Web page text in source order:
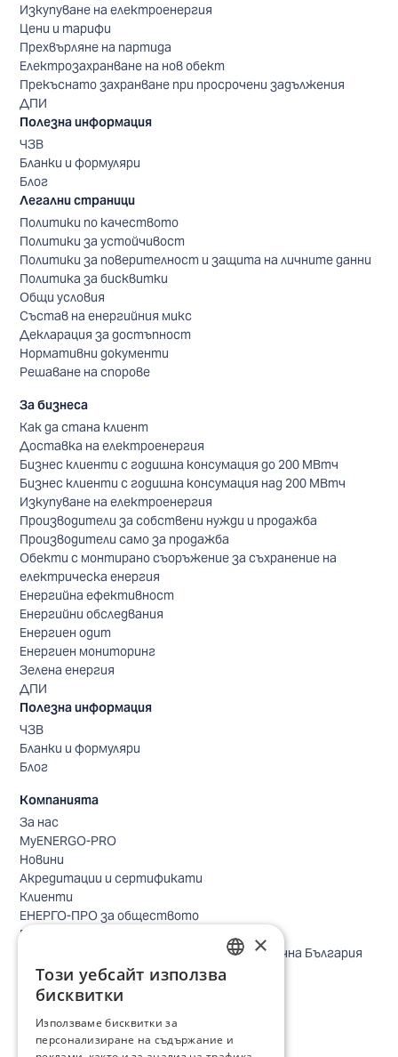
Изкупуване на електроенергия
Цени и тарифи
Прехвърляне на партида
Електрозахранване на нов обект
Прекъснато захранване при просрочени задължения
ДПИ
Полезна информация
ЧЗВ
Бланки и формуляри
Блог
Легални страници
Политики по качеството
Политики за устойчивост
Политики за поверителност и защита на личните данни
Политика за бисквитки
Общи условия
Състав на енергийния микс
Декларация за достъпност
Нормативни документи
Решаване на спорове
За бизнеса
Как да стана клиент
Доставка на електроенергия
Бизнес клиенти с годишна консумация до 200 МВтч
Бизнес клиенти с годишна консумация над 200 МВтч
Изкупуване на електроенергия
Производители за собствени нужди и продажба
Производители само за продажба
Обекти с монтирано съоръжение за съхранение на
електрическа енергия
Енергийна ефективност
Енергийни обследвания
Енергиен одит
Енергиен мониторинг
Зелена енергия
ДПИ
Полезна информация
ЧЗВ
Бланки и формуляри
Блог
Компанията
За нас
MyENERGO-PRO
Новини
Акредитации и сертификати
Клиенти
ЕНЕРГО-ПРО за обществото
Реализирани проекти
Безопасно небе за птиците в Североизточна България
Безопасност
Контакти бизнес клиенти
Локации
Кариери
BULGARIAN
×
Този уебсайт използва
бисквитки
Използваме бисквитки за
персонализиране на съдържание и